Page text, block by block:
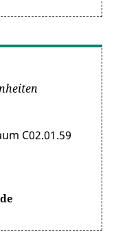
C02.01.59